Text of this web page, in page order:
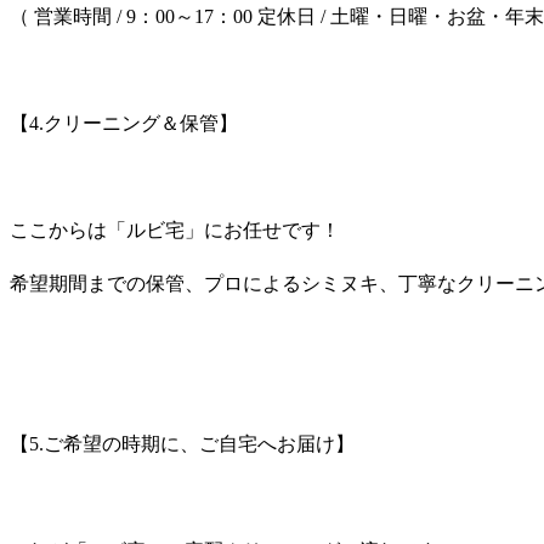
（ 営業時間 / 9 ： 00～ 17 ： 00 定休日 / 土曜・日曜・お盆・年
【4.クリーニング＆保管】
ここからは「ルビ宅」にお任せです！
希望期間までの保管、プロによるシミヌキ、丁寧なクリー
【 5.ご希望の時期に、ご自宅へお届け】